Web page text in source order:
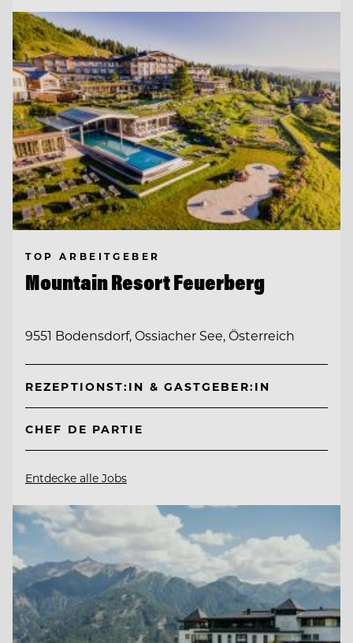
TOP ARBEITGEBER
Mountain Resort Feuerberg
9551 Bodensdorf, Ossiacher See, Österreich
REZEPTIONST:IN & GASTGEBER:IN
CHEF DE PARTIE
Entdecke alle Jobs